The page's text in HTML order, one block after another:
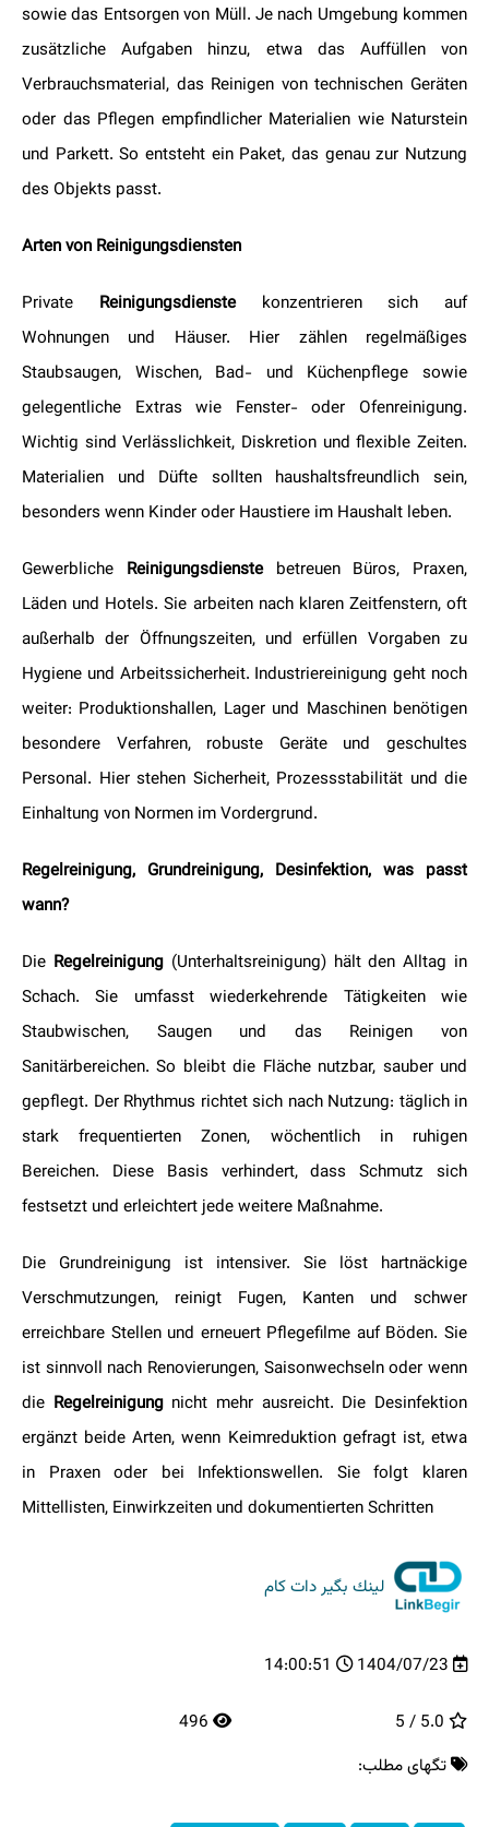
sowie das Entsorgen von Müll. Je nach Umgebung kommen
zusätzliche Aufgaben hinzu, etwa das Auffüllen von
Verbrauchsmaterial, das Reinigen von technischen Geräten
oder das Pflegen empfindlicher Materialien wie Naturstein
und Parkett. So entsteht ein Paket, das genau zur Nutzung
des Objekts passt.
Arten von Reinigungsdiensten
Private Reinigungsdienstekonzentrieren sich auf
Wohnungen und Häuser. Hier zählen regelmäßiges
Staubsaugen, Wischen, Bad- und Küchenpflege sowie
gelegentliche Extras wie Fenster- oder Ofenreinigung.
Wichtig sind Verlässlichkeit, Diskretion und flexible Zeiten.
Materialien und Düfte sollten haushaltsfreundlich sein,
besonders wenn Kinder oder Haustiere im Haushalt leben.
Gewerbliche Reinigungsdienstebetreuen Büros, Praxen,
Läden und Hotels. Sie arbeiten nach klaren Zeitfenstern, oft
außerhalb der Öffnungszeiten, und erfüllen Vorgaben zu
Hygiene und Arbeitssicherheit. Industriereinigung geht noch
weiter: Produktionshallen, Lager und Maschinen benötigen
besondere Verfahren, robuste Geräte und geschultes
Personal. Hier stehen Sicherheit, Prozessstabilität und die
Einhaltung von Normen im Vordergrund.
Regelreinigung, Grundreinigung, Desinfektion, was passt
wann?
Die Regelreinigung(Unterhaltsreinigung) hält den Alltag in
Schach. Sie umfasst wiederkehrende Tätigkeiten wie
Staubwischen, Saugen und das Reinigen von
Sanitärbereichen. So bleibt die Fläche nutzbar, sauber und
gepflegt. Der Rhythmus richtet sich nach Nutzung: täglich in
stark frequentierten Zonen, wöchentlich in ruhigen
Bereichen. Diese Basis verhindert, dass Schmutz sich
festsetzt und erleichtert jede weitere Maßnahme.
Die Grundreinigung ist intensiver. Sie löst hartnäckige
Verschmutzungen, reinigt Fugen, Kanten und schwer
erreichbare Stellen und erneuert Pflegefilme auf Böden. Sie
ist sinnvoll nach Renovierungen, Saisonwechseln oder wenn
die Regelreinigungnicht mehr ausreicht. Die Desinfektion
ergänzt beide Arten, wenn Keimreduktion gefragt ist, etwa
in Praxen oder bei Infektionswellen. Sie folgt klaren
Mittellisten, Einwirkzeiten und dokumentierten Schritten
لینك بگیر دات كام
1404/07/23
14:00:51
تگهای مطلب: